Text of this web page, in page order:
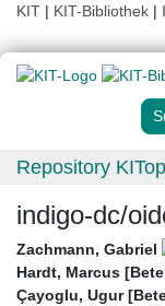
KIT | KIT-Bibliothek |
Repository
indigo-dc/
Zachmann, Gabriel
Hardt, Marcus
Çayoglu, Ugur